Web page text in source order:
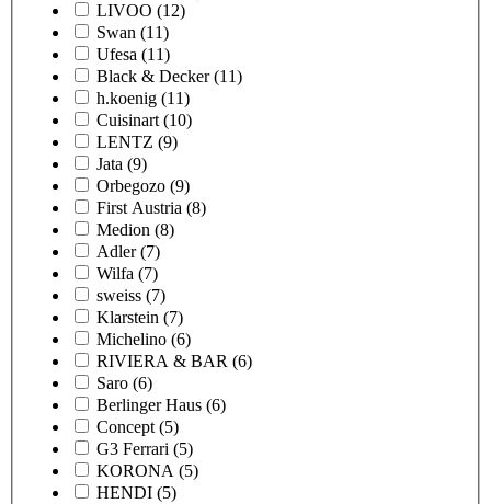
LIVOO (12)
Swan (11)
Ufesa (11)
Black & Decker (11)
h.koenig (11)
Cuisinart (10)
LENTZ (9)
Jata (9)
Orbegozo (9)
First Austria (8)
Medion (8)
Adler (7)
Wilfa (7)
sweiss (7)
Klarstein (7)
Michelino (6)
RIVIERA & BAR (6)
Saro (6)
Berlinger Haus (6)
Concept (5)
G3 Ferrari (5)
KORONA (5)
HENDI (5)